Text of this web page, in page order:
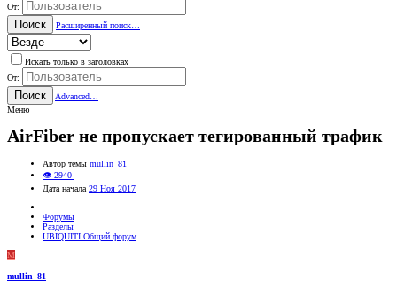
От:
Поиск Расширенный поиск…
Искать только в заголовках
От:
Поиск
Advanced…
Меню
AirFiber не пропускает тегированный трафик
Автор темы mullin_81
👁 2940
Дата начала 29 Ноя 2017
Форумы
Разделы
UBIQUITI Общий форум
M
mullin_81